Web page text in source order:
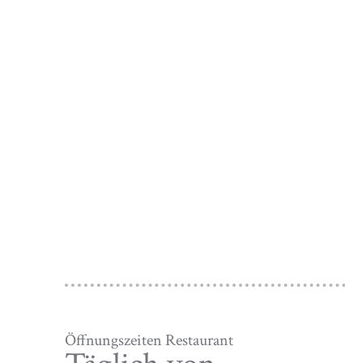
Öffnungszeiten Restaurant